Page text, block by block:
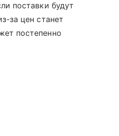
поставки будут
за цен станет
постепенно